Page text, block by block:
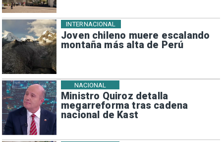
Joven chileno muere escalando
montaña más alta de Perú
INTERNACIONAL
Ministro Quiroz detalla
megarreforma tras cadena
nacional de Kast
NACIONAL